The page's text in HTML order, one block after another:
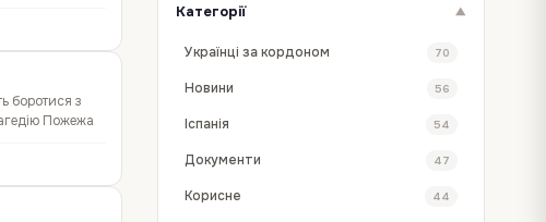
боротися з
Пожежа
Категорії ▼
Українці за кордоном 70
Новини 56
Іспанія 54
Документи 47
Корисне 44